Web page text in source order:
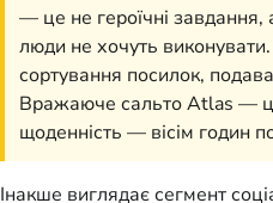
— це не героїчні
люди не хочуть
сортування посилок,
Вражаюче сальто Atlas —
щоденність — вісім годин
Інакше виглядає сегмент